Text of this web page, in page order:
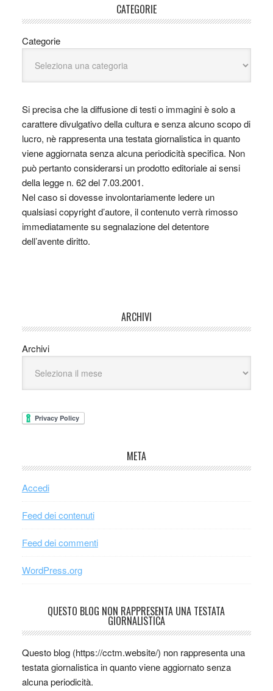
CATEGORIE
Categorie
Si precisa che la diffusione di testi o immagini è solo a
carattere divulgativo della cultura e senza alcuno scopo di
lucro, nè rappresenta una testata giornalistica in quanto
viene aggiornata senza alcuna periodicità specifica. Non
può pertanto considerarsi un prodotto editoriale ai sensi
della legge n. 62 del 7.03.2001.
Nel caso si dovesse involontariamente ledere un
qualsiasi copyright d’autore, il contenuto verrà rimosso
immediatamente su segnalazione del detentore
dell’avente diritto.
ARCHIVI
Archivi
META
Accedi
Feed dei contenuti
Feed dei commenti
WordPress.org
QUESTO BLOG NON RAPPRESENTA UNA TESTATA
GIORNALISTICA
Questo blog (https://cctm.website/) non rappresenta una
testata giornalistica in quanto viene aggiornato senza
alcuna periodicità.